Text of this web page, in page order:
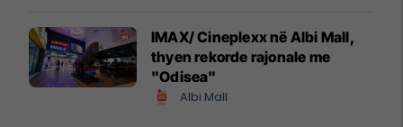
IMAX/ Cineplexx në Albi Mall,
thyen rekorde rajonale me
"Odisea"
Albi Mall